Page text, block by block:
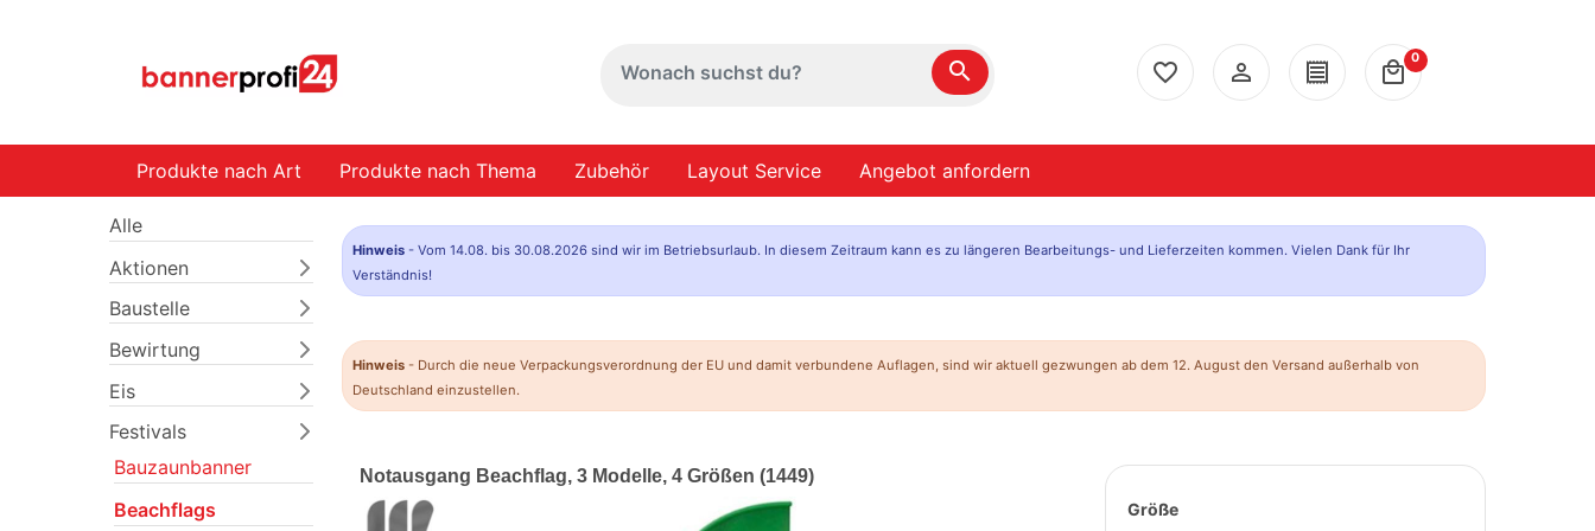
search favorite_border person_outline receipt local_mall
0
Produkte nach Art Produkte nach Thema Zubehör Layout Service Angebot anfordern
Alle
Aktionen
Baustelle
Bewirtung
Eis
Festivals
Bauzaunbanner
Beachflags
Hinweis - Vom 14.08. bis 30.08.2026 sind wir im Betriebsurlaub. In diesem Zeitraum kann es zu längeren Bearbeitungs- und Lieferzeiten kommen. Vielen Dank für Ihr
Verständnis!
Hinweis - Durch die neue Verpackungsverordnung der EU und damit verbundene Auflagen, sind wir aktuell gezwungen ab dem 12. August den Versand außerhalb von
Deutschland einzustellen.
Notausgang Beachflag, 3 Modelle, 4 Größen (1449)
Größe